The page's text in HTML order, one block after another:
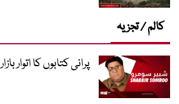
کالم / تجزیہ
پرانی کتابوں کا اتوار بازار